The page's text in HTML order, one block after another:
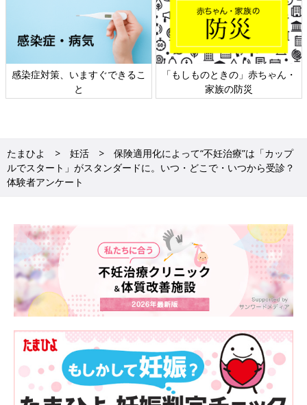
感染症対策、いますぐできるこ
と
「もしものときの」赤ちゃん・
家族の防災
たまひよ 妊活
保険適用化によって“不妊治療”は「カップ
ルでスタート」がスタンダードに。いつ・どこで・いつから受診？
体験者アンケート